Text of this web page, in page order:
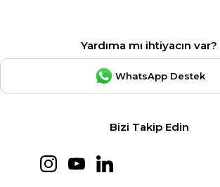
Yardıma mı ihtiyacın var?
WhatsApp Destek
Bizi Takip Edin